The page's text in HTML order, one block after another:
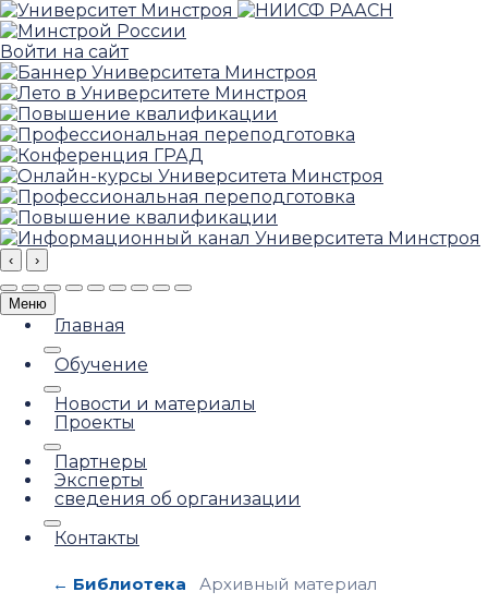
Войти на сайт
‹ ›
Меню
Главная
Обучение
Новости и материалы
Проекты
Партнеры
Эксперты
сведения об организации
Контакты
← Библиотека Архивный материал